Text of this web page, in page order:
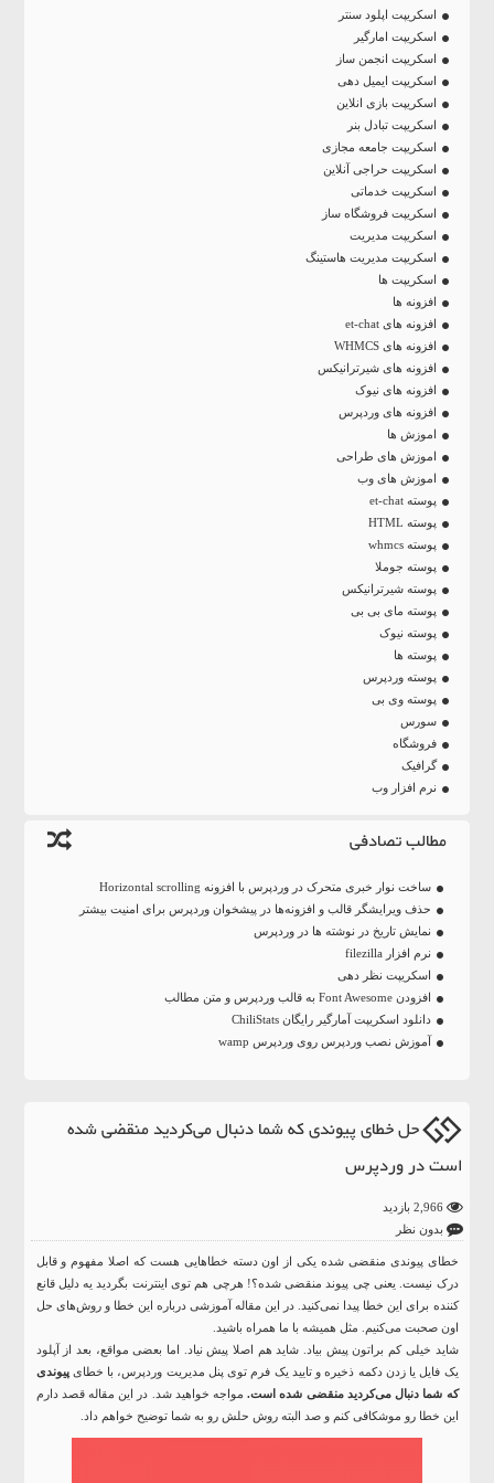
اسکریپت اپلود سنتر
اسکریپت امارگیر
اسکریپت انجمن ساز
اسکریپت ایمیل دهی
اسکریپت بازی انلاین
اسکریپت تبادل بنر
اسکریپت جامعه مجازی
اسکریپت حراجی آنلاین
اسکریپت خدماتی
اسکریپت فروشگاه ساز
اسکریپت مدیریت
اسکریپت مدیریت هاستینگ
اسکریپت ها
افزونه ها
افزونه های et-chat
افزونه های WHMCS
افزونه های شیرترانیکس
افزونه های نیوک
افزونه های وردپرس
اموزش ها
اموزش های طراحی
اموزش های وب
پوسته et-chat
پوسته HTML
پوسته whmcs
پوسته جوملا
پوسته شیرترانیکس
پوسته مای بی بی
پوسته نیوک
پوسته ها
پوسته وردپرس
پوسته وی بی
سورس
فروشگاه
گرافیک
نرم افزار وب
مطالب تصادفی
ساخت نوار خبری متحرک در وردپرس با افزونه Horizontal scrolling
حذف ویرایشگر قالب و افزونه‌ها در پیشخوان وردپرس برای امنیت بیشتر
نمایش تاریخ در نوشته ها در وردپرس
نرم افزار filezilla
اسکریپت نظر دهی
افزودن Font Awesome به قالب وردپرس و متن مطالب
دانلود اسکریپت آمارگیر رایگان ChiliStats
آموزش نصب وردپرس روی وردپرس wamp
حل خطای پیوندی که شما دنبال می‌کردید منقضی شده
است در وردپرس
2,966 بازدید
بدون نظر
خطای پیوندی منقضی شده یکی از اون دسته خطاهایی هست که اصلا مفهوم و قابل
درک نیست. یعنی چی پیوند منقضی شده؟! هرچی هم توی اینترنت بگردید یه دلیل قانع
کننده برای این خطا پیدا نمی‌کنید. در این مقاله آموزشی درباره این خطا و روش‌های حل
اون صحبت می‌کنیم. مثل همیشه با ما همراه باشید.
شاید خیلی کم براتون پیش بیاد. شاید هم اصلا پیش نیاد. اما بعضی مواقع، بعد از آپلود
یک فایل یا زدن دکمه ذخیره و تایید یک فرم توی پنل مدیریت وردپرس، با خطایپیوندی
که شما دنبال می‌کردید منقضی شده است.مواجه خواهید شد. در این مقاله قصد دارم
این خطا رو موشکافی کنم و صد البته روش حلش رو به شما توضیح خواهم داد.